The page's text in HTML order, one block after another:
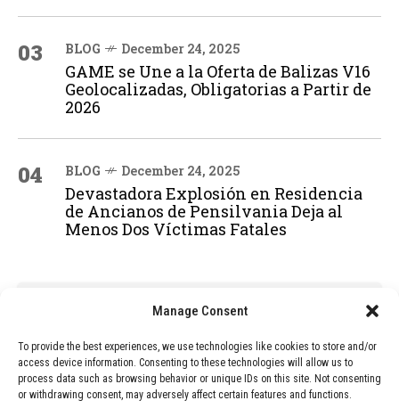
Manage Consent
To provide the best experiences, we use technologies like cookies to store and/or
access device information. Consenting to these technologies will allow us to
process data such as browsing behavior or unique IDs on this site. Not consenting
or withdrawing consent, may adversely affect certain features and functions.
03 BLOG December 24, 2025
GAME se Une a la Oferta de Balizas V16
Geolocalizadas, Obligatorias a Partir de
2026
04 BLOG December 24, 2025
Devastadora Explosión en Residencia
de Ancianos de Pensilvania Deja al
Menos Dos Víctimas Fatales